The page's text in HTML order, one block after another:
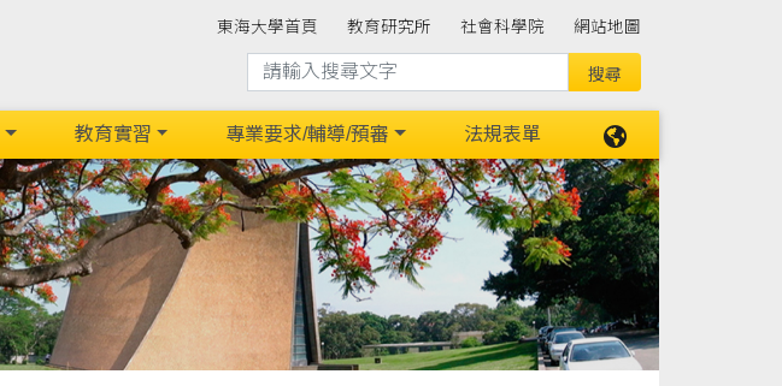
東海大學首頁 教育研究所 社會科學院 網站地圖
教育實習 專業要求/輔導/預審 法規表單